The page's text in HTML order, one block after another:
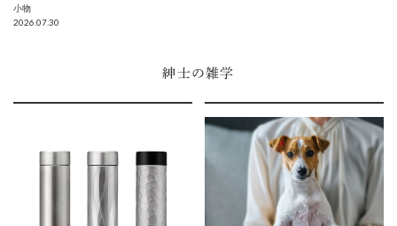
小物
2026.07.30
紳士の雑学